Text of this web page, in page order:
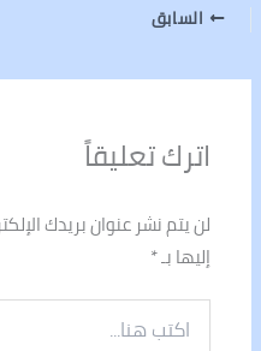
السابق
اترك تعليقاً
لن يتم نشر عنوان بريدك
إليها بـ*
اكتب
هنا...